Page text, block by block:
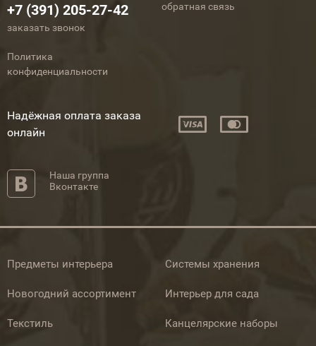
+7 (391) 205-27-42
заказать звонок
обратная связь
Политика
конфиденциальности
Надёжная оплата заказа
онлайн
Наша группа
Вконтакте
Предметы интерьера
Новогодний ассортимент
Текстиль
Системы хранения
Интерьер для сада
Канцелярские наборы